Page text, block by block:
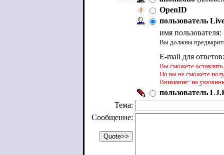
OpenID
пользователь
имя пользователя:
Вы должны
E-mail для
Вы сможете
Но вы не сможете
Внимание: на
пользователь
Тема:
Сообщение: